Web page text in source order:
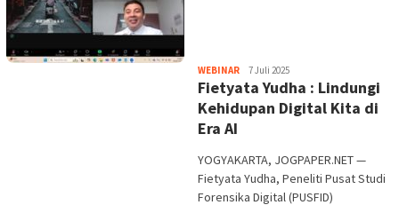
WEBINARHeri
Purwata
7 Juli 2025
Fietyata Yudha : Lindungi
Kehidupan Digital Kita di
Era AI
YOGYAKARTA, JOGPAPER.NET —
Fietyata Yudha, Peneliti Pusat Studi
Forensika Digital (PUSFID)